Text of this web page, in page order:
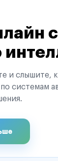
и слышите,
системам